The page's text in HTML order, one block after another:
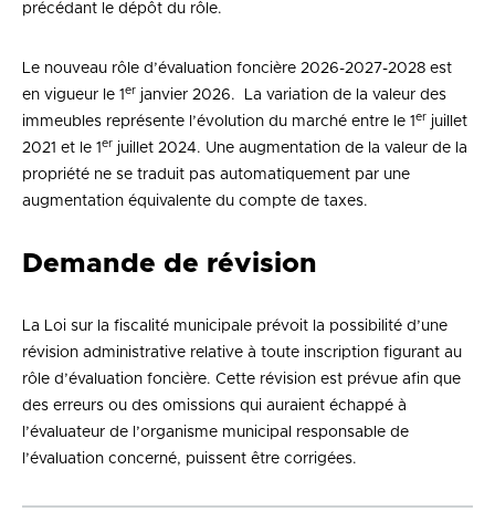
précédant le dépôt du rôle.
Le nouveau rôle d’évaluation foncière 2026-2027-2028 est
en vigueur le 1 er janvier 2026. La variation de la valeur des
immeubles représente l’évolution du marché entre le 1 er juillet
2021 et le 1 er juillet 2024. Une augmentation de la valeur de la
propriété ne se traduit pas automatiquement par une
augmentation équivalente du compte de taxes.
Demande de révision
La Loi sur la fiscalité municipale prévoit la possibilité d’une
révision administrative relative à toute inscription figurant au
rôle d’évaluation foncière. Cette révision est prévue afin que
des erreurs ou des omissions qui auraient échappé à
l’évaluateur de l’organisme municipal responsable de
l’évaluation concerné, puissent être corrigées.